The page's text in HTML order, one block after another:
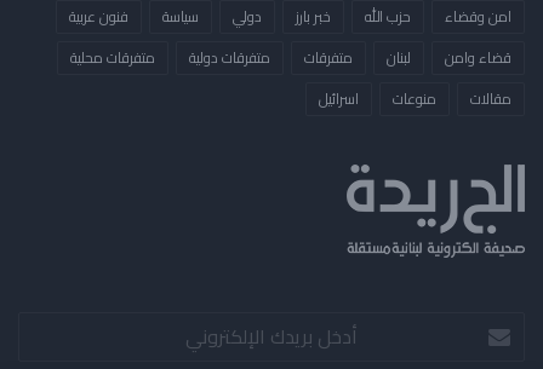
امن وقضاء
حزب الله خبر بارز دولي سياسة
فنون عربية
قضاء وامن
لبنان متفرقات متفرقات دولية
متفرقات محلية
مقالات
منوعات ​اسرائيل
أدخل
بريدك